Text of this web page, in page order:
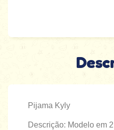
Pijama Kyly
Descrição: Modelo em